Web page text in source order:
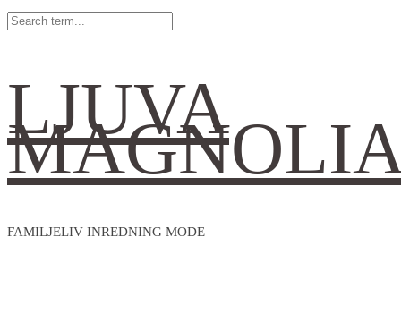
LJUVA
FAMILJELIV INREDNING MODE